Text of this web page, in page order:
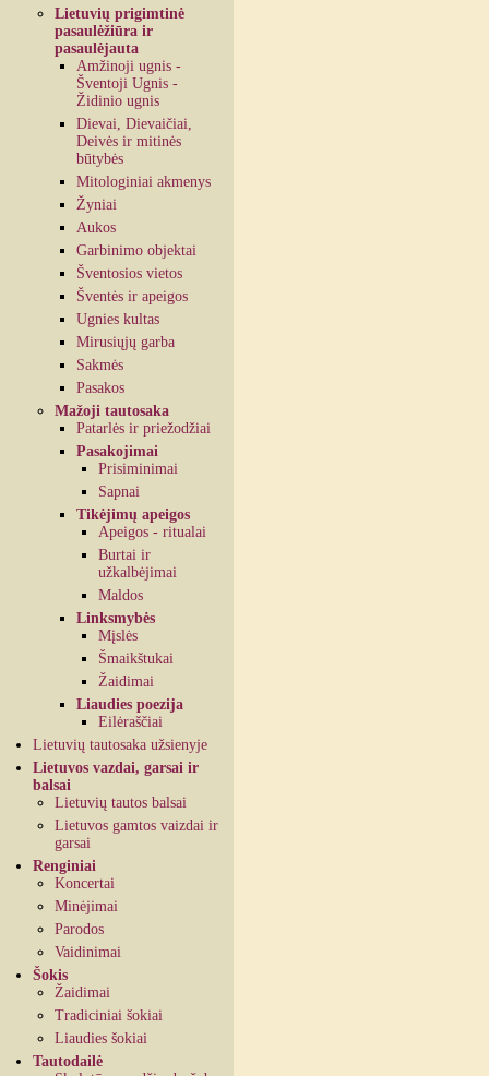
Lietuvių prigimtinė
pasaulėžiūra ir
pasaulėjauta
Amžinoji ugnis -
Šventoji Ugnis -
Židinio ugnis
Dievai, Dievaičiai,
Deivės ir mitinės
būtybės
Mitologiniai akmenys
Žyniai
Aukos
Garbinimo objektai
Šventosios vietos
Šventės ir apeigos
Ugnies kultas
Mirusiųjų garba
Sakmės
Pasakos
Mažoji tautosaka
Patarlės ir priežodžiai
Pasakojimai
Prisiminimai
Sapnai
Tikėjimų apeigos
Apeigos - ritualai
Burtai ir
užkalbėjimai
Maldos
Linksmybės
Mįslės
Šmaikštukai
Žaidimai
Liaudies poezija
Eilėraščiai
Lietuvių tautosaka užsienyje
Lietuvos vazdai, garsai ir
balsai
Lietuvių tautos balsai
Lietuvos gamtos vaizdai ir
garsai
Renginiai
Koncertai
Minėjimai
Parodos
Vaidinimai
Šokis
Žaidimai
Tradiciniai šokiai
Liaudies šokiai
Tautodailė